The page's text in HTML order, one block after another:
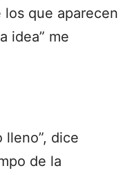
los que aparecen
idea” me
lleno”, dice
de la